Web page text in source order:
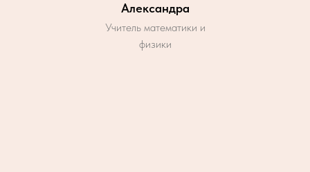
Александра
Учитель математики и
физики